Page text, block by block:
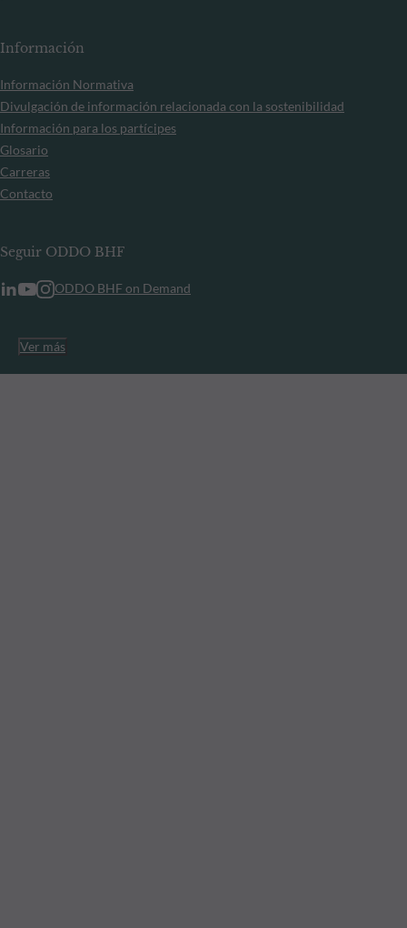
Información
Información Normativa
Divulgación de información relacionada con la sostenibilidad
Información para los partícipes
Glosario
Carreras
Contacto
Seguir ODDO BHF
ODDO BHF on Demand
Ver más